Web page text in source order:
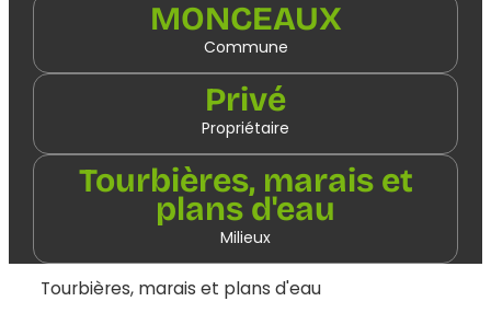
MONCEAUX
Commune
Privé
Propriétaire
Tourbières, marais et
plans d'eau
Milieux
Tourbières, marais et plans d'eau